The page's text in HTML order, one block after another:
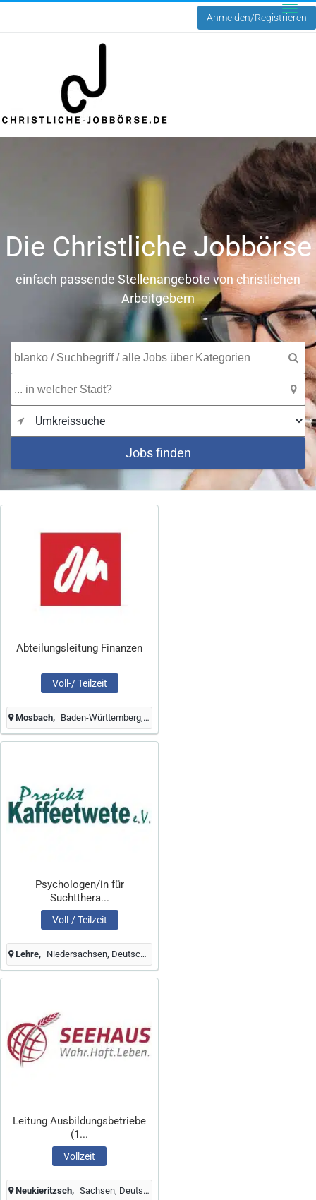
Anmelden/Registrieren
Die Christliche Jobbörse
einfach passende Stellenangebote von christlichen
Arbeitgebern
Jobs finden
Abteilungsleitung Finanzen
Voll-/ Teilzeit
Mosbach Baden-Württemberg, Deutschland
Psychologen/in für
Suchtthera...
Voll-/ Teilzeit
Lehre Niedersachsen, Deutschland
Leitung Ausbildungsbetriebe
(1...
Vollzeit
Neukieritzsch Sachsen, Deutschland